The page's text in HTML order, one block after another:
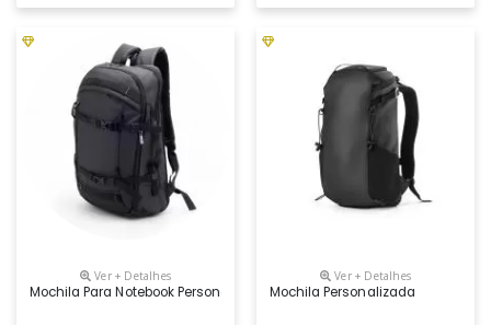
Ver + Detalhes
Mochila Para Notebook Personalizada
Ver + Detalhes
Mochila Personalizada